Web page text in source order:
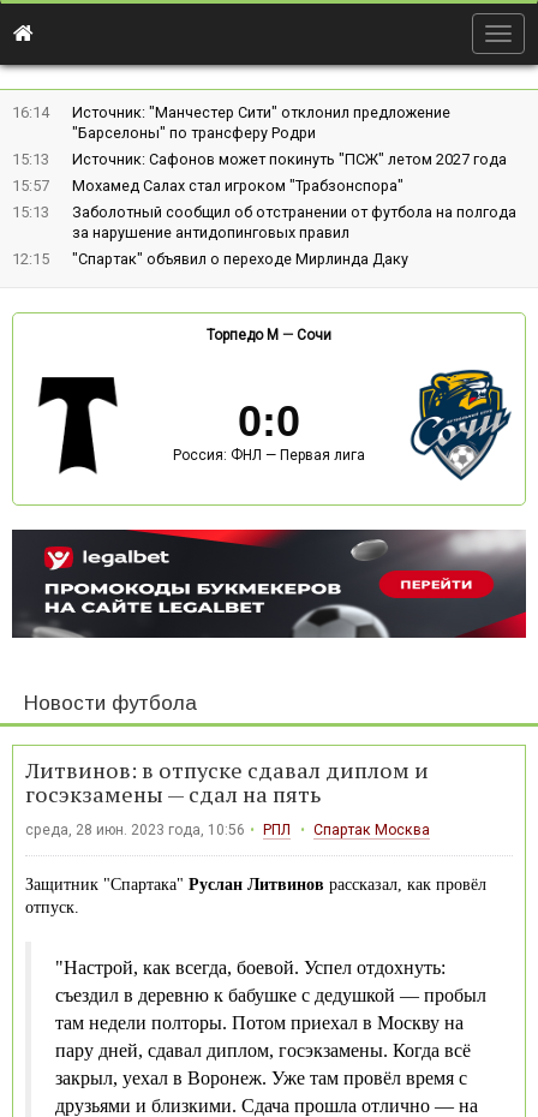
16:14
Источник: "Манчестер Сити" отклонил предложение
"Барселоны" по трансферу Родри
15:13
Источник: Сафонов может покинуть "ПСЖ" летом 2027 года
15:57
Мохамед Салах стал игроком "Трабзонспора"
15:13
Заболотный сообщил об отстранении от футбола на полгода
за нарушение антидопинговых правил
12:15
"Спартак" объявил о переходе Мирлинда Даку
Торпедо М — Сочи
0:0
Россия: ФНЛ — Первая лига
Новости футбола
Литвинов: в отпуске сдавал диплом и
госэкзамены — сдал на пять
среда, 28 июн. 2023 года, 10:56 РПЛ Спартак Москва
Защитник "Спартака" Руслан Литвинов рассказал, как провёл
отпуск.
"Настрой, как всегда, боевой. Успел отдохнуть:
съездил в деревню к бабушке с дедушкой — пробыл
там недели полторы. Потом приехал в Москву на
пару дней, сдавал диплом, госэкзамены. Когда всё
закрыл, уехал в Воронеж. Уже там провёл время с
друзьями и близкими. Сдача прошла отлично — на